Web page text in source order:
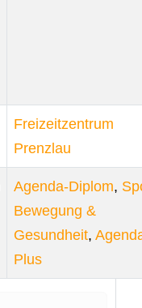
Freizeitzentrum
Prenzlau
Agenda-Diplom,
Bewegung &
Gesundheit,
Plus